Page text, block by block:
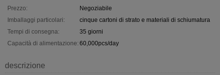
Prezzo:
Negoziabile
Imballaggi particolari:
cinque cartoni di strato e materiali di schiumatura
Tempi di consegna:
35 giorni
Capacità di alimentazione: 60,000pcs/day
descrizione